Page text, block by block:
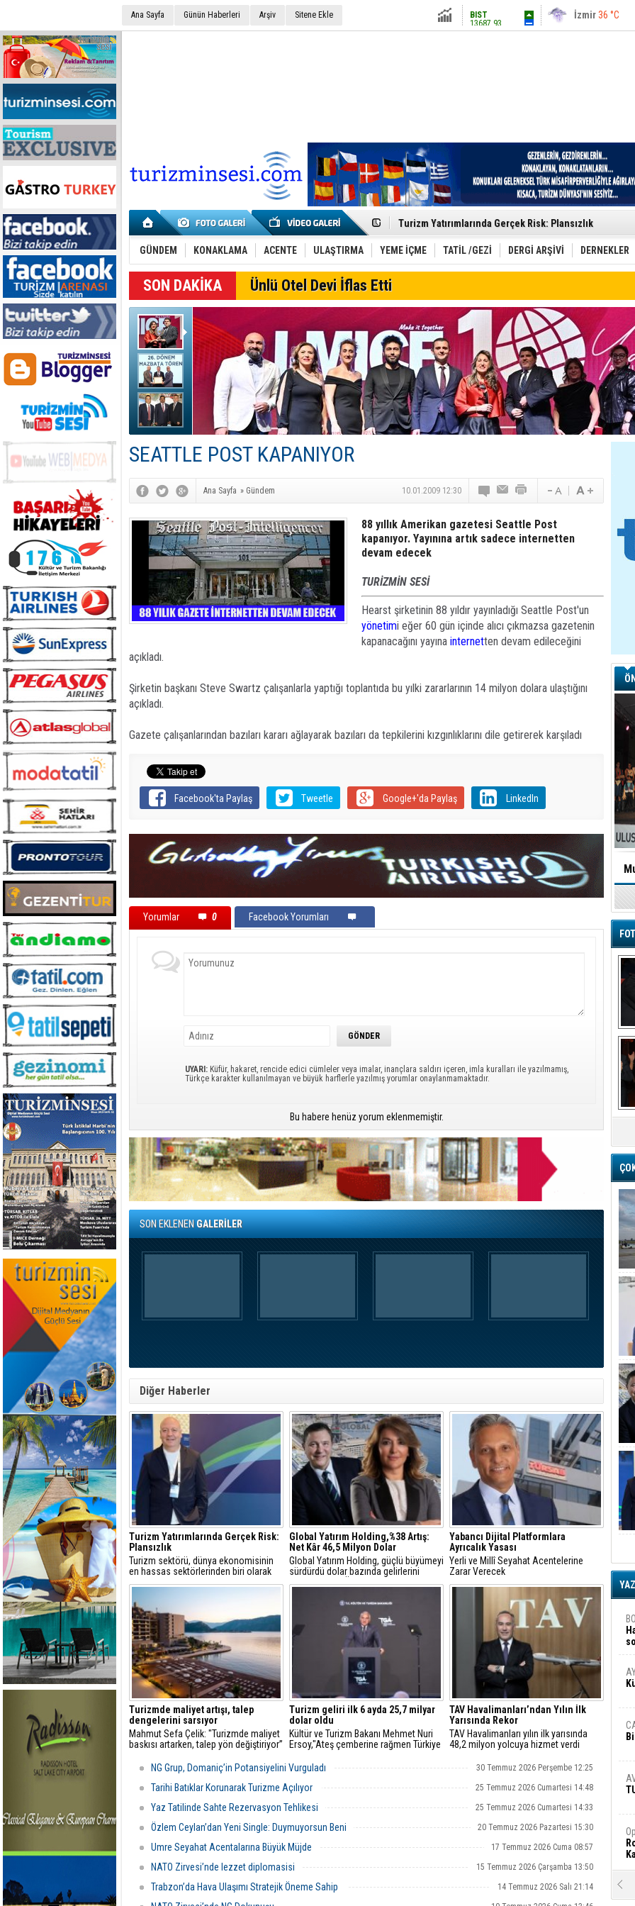
Ana Sayfa Günün Haberleri Arşiv Sitene Ekle
Altın6248.13 İstanbul 31 °C
Etkinlik sektörünün Çatı Kuruluşlardan İstanbul Zirvesi
Turizm Yatırımlarında Gerçek Risk: Plansızlık
Çelebi–THY İş Birliğiyle Kenya’da Güçleniyor
Global Yatırım Holding,%38 Artış: Net Kâr 46,5 Milyon
Yabancı Dijital Platformlara Ayrıcalık Yasası
Tatilsepeti’nden Villa Tatili Modeli
Jolly ile Mezopotamya’ya Yolculuk!
LÖSEV Yaz Okulu’nda Şifa ve Neşe
Turizm geliri ilk 6 ayda 25,7 milyar dolar oldu
Canovate’den Yeni Nesil Veri Merkezleri
Türk MICE Sektörüne Yeni Fırsatlar
TAV Havalimanları’ndan Yılın İlk Yarısında Rekor
SunExpress’ten Tatil Hamlesi
NG Grup, Domaniç’in Potansiyelini Vurguladı
GÜNDEM KONAKLAMA ACENTE ULAŞTIRMA YEME İÇME TATİL /GEZİ DERGİ ARŞİVİ DERNEKLER
SON DAKİKA Ünlü Otel Devi İflas Etti
SEATTLE POST KAPANIYOR
Ana Sayfa » Gündem 10.01.2009 12:30
88 yıllık Amerikan gazetesi Seattle Post
kapanıyor. Yayınına artık sadece internetten
devam edecek
TURİZMİN SESİ
Hearst şirketinin 88 yıldır yayınladığı Seattle Post'un
yönetimi eğer 60 gün içinde alıcı çıkmazsa gazetenin
kapanacağını yayına internetten devam edileceğini
açıkladı.
Şirketin başkanı Steve Swartz çalışanlarla yaptığı toplantıda bu yılki zararlarının 14 milyon dolara ulaştığını
açıkladı.
Gazete çalışanlarından bazıları kararı ağlayarak bazıları da tepkilerini kızgınlıklarını dile getirerek karşıladı
Facebook'ta Paylaş Tweetle Google+'da Paylaş LinkedIn
Yorumlar 0 Facebook Yorumları
UYARI: Küfür, hakaret, rencide edici cümleler veya imalar, inançlara saldırı içeren, imla kuralları ile yazılmamış,
Türkçe karakter kullanılmayan ve büyük harflerle yazılmış yorumlar onaylanmamaktadır.
Bu habere henüz yorum eklenmemiştir.
SON EKLENENGALERİLER
Diğer Haberler
Turizm Yatırımlarında Gerçek Risk:
Plansızlık
Turizm sektörü, dünya ekonomisinin
en hassas sektörlerinden biri olarak
görülür
Global Yatırım Holding,%38 Artış:
Net Kâr 46,5 Milyon Dolar
Global Yatırım Holding, güçlü büyümeyi
sürdürdü dolar bazında gelirlerini
yüzde 18, FAVÖK’ünü yüzde 21 artırdı
Yabancı Dijital Platformlara
Ayrıcalık Yasası
Yerli ve Millî Seyahat Acentelerine
Zarar Verecek
Turizmde maliyet artışı, talep
dengelerini sarsıyor
Mahmut Sefa Çelik: "Turizmde maliyet
baskısı artarken, talep yön değiştiriyor”
Turizm geliri ilk 6 ayda 25,7 milyar
dolar oldu
Kültür ve Turizm Bakanı Mehmet Nuri
Ersoy,"Ateş çemberine rağmen Türkiye
TAV Havalimanları’ndan Yılın İlk
Yarısında Rekor
TAV Havalimanları yılın ilk yarısında
48,2 milyon yolcuya hizmet verdi
NG Grup, Domaniç’in Potansiyelini Vurguladı 30 Temmuz 2026 Perşembe 12:25
Tarihi Batıklar Korunarak Turizme Açılıyor 25 Temmuz 2026 Cumartesi 14:48
Yaz Tatilinde Sahte Rezervasyon Tehlikesi 25 Temmuz 2026 Cumartesi 14:33
Özlem Ceylan’dan Yeni Single: Duymuyorsun Beni 20 Temmuz 2026 Pazartesi 15:30
Umre Seyahat Acentalarına Büyük Müjde 17 Temmuz 2026 Cuma 08:57
NATO Zirvesi’nde lezzet diplomasisi 15 Temmuz 2026 Çarşamba 13:50
Trabzon’da Hava Ulaşımı Stratejik Öneme Sahip 14 Temmuz 2026 Salı 21:14